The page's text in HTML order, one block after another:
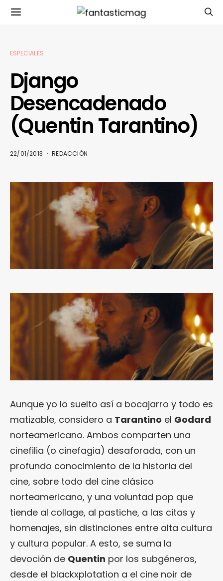
ESPECIALES
Django
Desencadenado
(Quentin Tarantino)
22/01/2013 REDACCIÓN
Aunque yo lo suelto así a bocajarro y todo es
matizable, considero a Tarantino el Godard
norteamericano. Ambos comparten una
cinefilia (o cinefagia) desaforada, con un
profundo conocimiento de la historia del
cine, sobre todo del cine clásico
norteamericano, y una voluntad pop que
tiende al collage, al pastiche, a las citas y
homenajes, sin distinciones entre alta cultura
y cultura popular. A esto, se suma la
devoción de Quentin por los subgéneros,
desde el blackxplotation a el cine noir de